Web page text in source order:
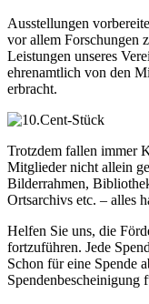
Ausstellungen
vor allem Forschungen
Leistungen unseres
ehrenamtlich von den
erbracht.
Trotzdem fallen immer
Mitglieder nicht allein
Bilderrahmen,
Ortsarchivs etc. – alles
Helfen Sie uns, die
fortzuführen. Jede
Schon für eine Spende
Spendenbescheinigung